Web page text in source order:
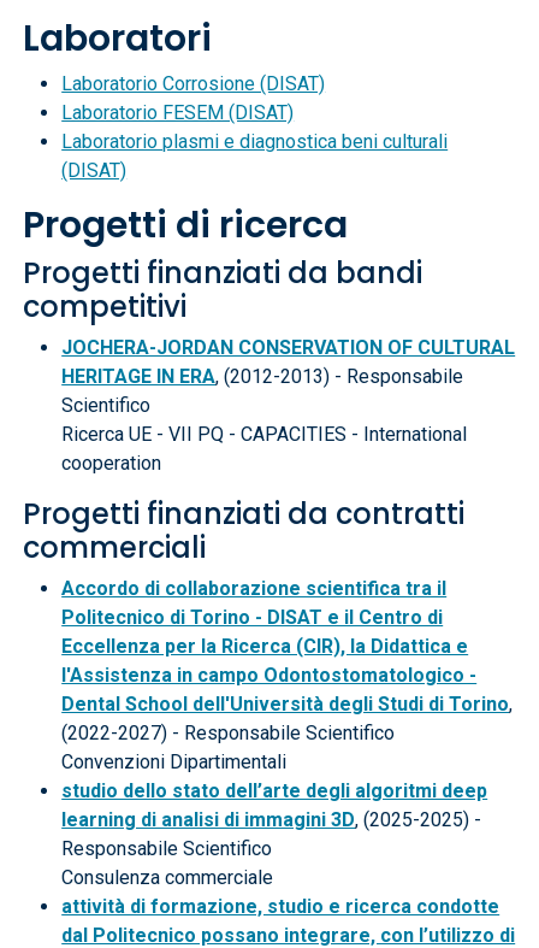
Laboratori
Laboratorio Corrosione (DISAT)
Laboratorio FESEM (DISAT)
Laboratorio plasmi e diagnostica beni culturali
(DISAT)
Progetti di ricerca
Progetti finanziati da bandi
competitivi
JOCHERA-JORDAN CONSERVATION OF CULTURAL
HERITAGE IN ERA, (2012-2013) - Responsabile
Scientifico
Ricerca UE - VII PQ - CAPACITIES - International
cooperation
Progetti finanziati da contratti
commerciali
Accordo di collaborazione scientifica tra il
Politecnico di Torino - DISAT e il Centro di
Eccellenza per la Ricerca (CIR), la Didattica e
l'Assistenza in campo Odontostomatologico -
Dental School dell'Università degli Studi di Torino,
(2022-2027) - Responsabile Scientifico
Convenzioni Dipartimentali
studio dello stato dell’arte degli algoritmi deep
learning di analisi di immagini 3D, (2025-2025) -
Responsabile Scientifico
Consulenza commerciale
attività di formazione, studio e ricerca condotte
dal Politecnico possano integrare, con l’utilizzo di